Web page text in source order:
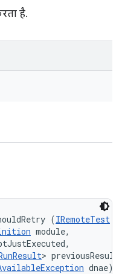
है.
(IRemoteTest
module,
>
dnae)